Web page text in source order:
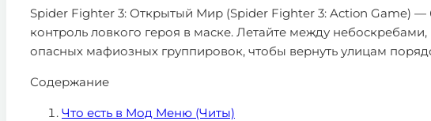
Spider Fighter 3: Открытый Мир (Spider Fighter 3: Action Game)
контроль ловкого героя в маске. Летайте между
опасных мафиозных группировок, чтобы вернуть улицам
Содержание
Что есть в Мод Меню (Читы)